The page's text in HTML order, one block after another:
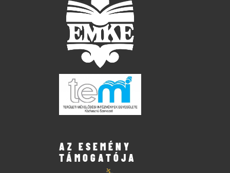
AZ ESEMÉNY
TÁMOGATÓJA